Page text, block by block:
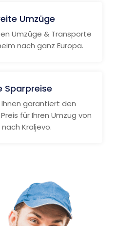
Umzüge
Umzüge & Transporte
nach ganz Europa.
Sparpreise
garantiert den
für Ihren Umzug von
Kraljevo.